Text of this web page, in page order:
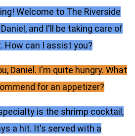
Welcome to The Riverside
and I'll be taking care of
How can I assist you?
Daniel. I'm quite hungry. What
for an appetizer?
is the shrimp cocktail,
a hit. It's served with a